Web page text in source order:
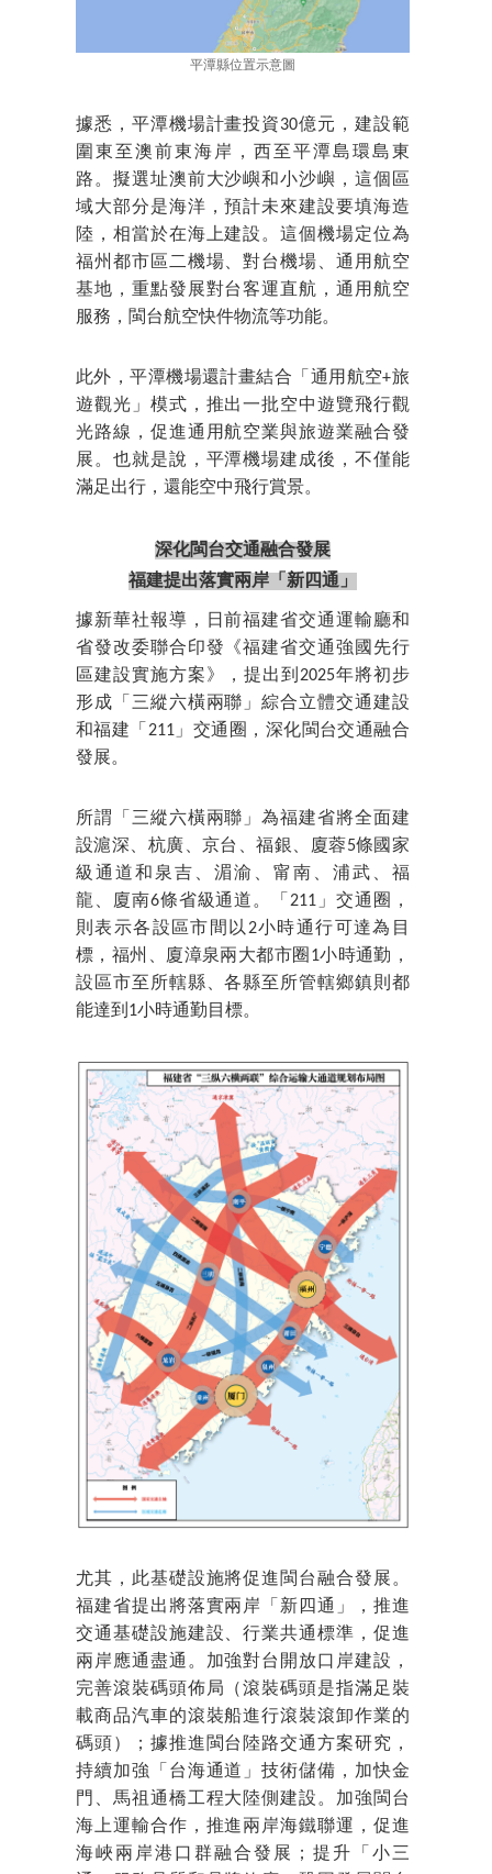
平潭縣位置示意圖
據悉，平潭機場計畫投資30億元，建設範
圍東至澳前東海岸，西至平潭島環島東
路。擬選址澳前大沙嶼和小沙嶼，這個區
域大部分是海洋，預計未來建設要填海造
陸，相當於在海上建設。這個機場定位為
福州都市區二機場、對台機場、通用航空
基地，重點發展對台客運直航，通用航空
服務，閩台航空快件物流等功能。
此外，平潭機場還計畫結合「通用航空+旅
遊觀光」模式，推出一批空中遊覽飛行觀
光路線，促進通用航空業與旅遊業融合發
展。也就是說，平潭機場建成後，不僅能
滿足出行，還能空中飛行賞景。
深化閩台交通融合發展
福建提出落實兩岸「新四通」
據新華社報導，日前福建省交通運輸廳和
省發改委聯合印發《福建省交通強國先行
區建設實施方案》，提出到2025年將初步
形成「三縱六橫兩聯」綜合立體交通建設
和福建「211」交通圈，深化閩台交通融合
發展。
所謂「三縱六橫兩聯」為福建省將全面建
設滬深、杭廣、京台、福銀、廈蓉5條國家
級通道和泉吉、湄渝、甯南、浦武、福
龍、廈南6條省級通道。「211」交通圈，
則表示各設區市間以2小時通行可達為目
標，福州、廈漳泉兩大都市圈1小時通勤，
設區市至所轄縣、各縣至所管轄鄉鎮則都
能達到1小時通勤目標。
尤其，此基礎設施將促進閩台融合發展。
福建省提出將落實兩岸「新四通」，推進
交通基礎設施建設、行業共通標準，促進
兩岸應通盡通。加強對台開放口岸建設，
完善滾裝碼頭佈局（滾裝碼頭是指滿足裝
載商品汽車的滾裝船進行滾裝滾卸作業的
碼頭）；據推進閩台陸路交通方案研究，
持續加強「台海通道」技術儲備，加快金
門、馬祖通橋工程大陸側建設。加強閩台
海上運輸合作，推進兩岸海鐵聯運，促進
海峽兩岸港口群融合發展；提升「小三